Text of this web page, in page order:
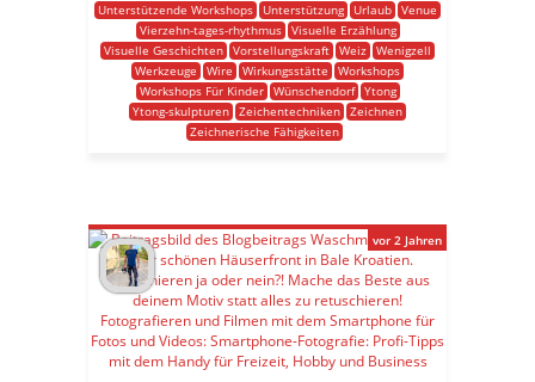
Unterstützende Workshops
Unterstützung Urlaub Venue
Vierzehn-tages-rhythmus
Visuelle Erzählung
Visuelle Geschichten Vorstellungskraft Weiz Wenigzell
Werkzeuge
Wire Wirkungsstätte
Workshops
Workshops Für Kinder
Wünschendorf
Ytong
Ytong-skulpturen Zeichentechniken Zeichnen
Zeichnerische Fähigkeiten
vor 2 Jahren